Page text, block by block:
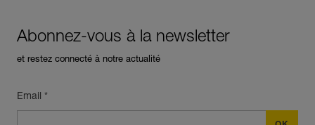
Abonnez-vous à la newsletter
et restez connecté à notre actualité
Email *